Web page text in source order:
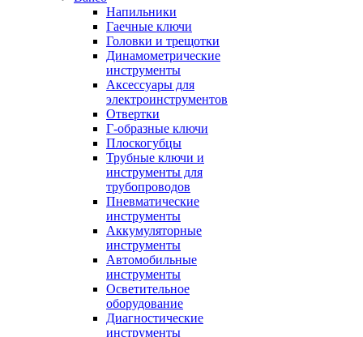
Напильники
Гаечные ключи
Головки и трещотки
Динамометрические
инструменты
Аксессуары для
электроинструментов
Отвертки
Г-образные ключи
Плоскогубцы
Трубные ключи и
инструменты для
трубопроводов
Пневматические
инструменты
Аккумуляторные
инструменты
Автомобильные
инструменты
Осветительное
оборудование
Диагностические
инструменты